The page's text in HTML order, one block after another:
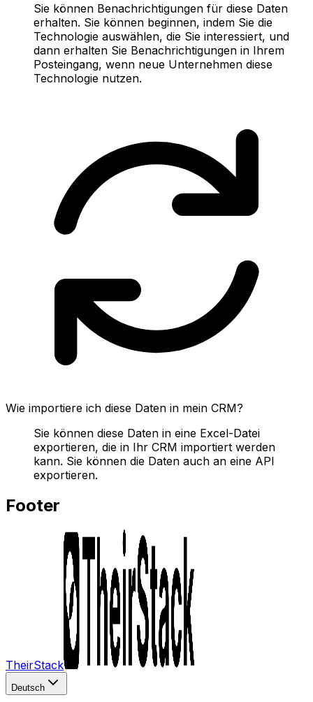
Sie können Benachrichtigungen für diese Daten
erhalten. Sie können beginnen, indem Sie die
Technologie auswählen, die Sie interessiert, und
dann erhalten Sie Benachrichtigungen in Ihrem
Posteingang, wenn neue Unternehmen diese
Technologie nutzen.
Wie importiere ich diese Daten in mein CRM?
Sie können diese Daten in eine Excel-Datei
exportieren, die in Ihr CRM importiert werden
kann. Sie können die Daten auch an eine API
exportieren.
Footer
TheirStack
Deutsch